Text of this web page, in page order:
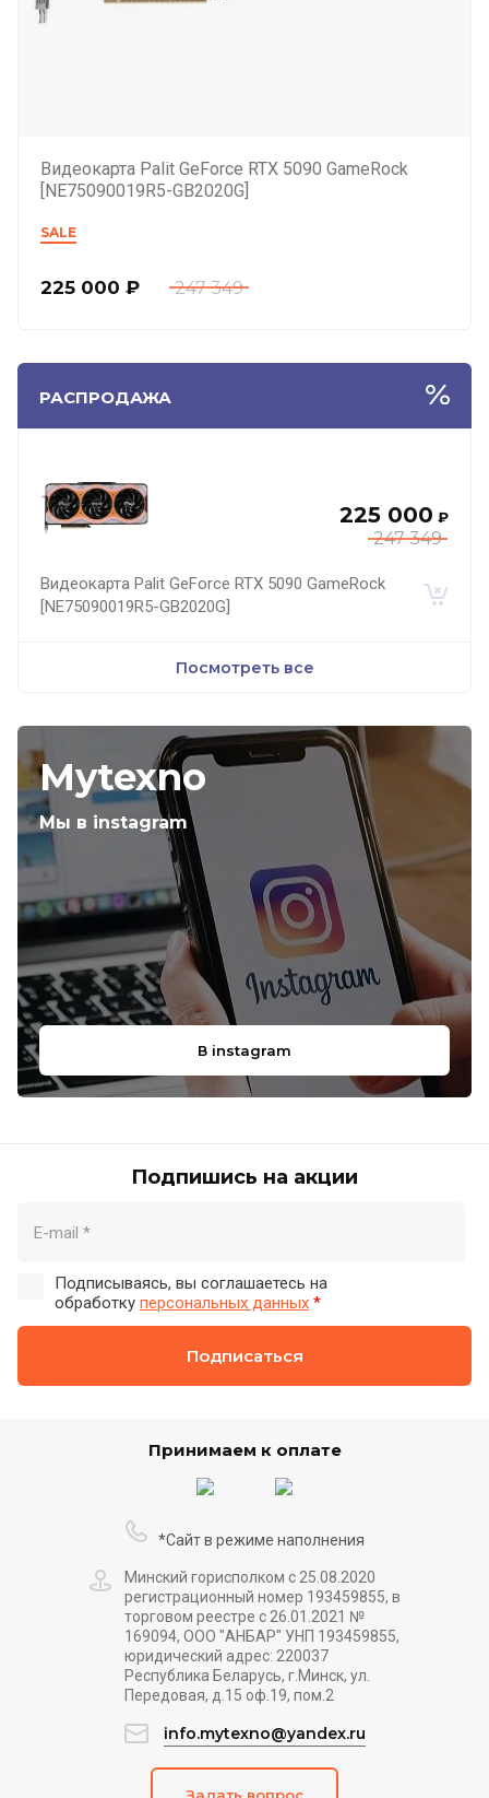
Видеокарта Palit GeForce RTX 5090 GameRock
[NE75090019R5-GB2020G]
SALE
247 349
225 000 ₽
РАСПРОДАЖА
247 349
225 000 ₽
Видеокарта Palit GeForce RTX 5090 GameRock
[NE75090019R5-GB2020G]
Посмотреть все
Mytexno
Мы в instagram
В instagram
Подпишись на акции
Подписываясь, вы соглашаетесь на
обработку персональных данных *
Подписаться
Принимаем к оплате
*Сайт в режиме наполнения
Минский горисполком с 25.08.2020
регистрационный номер 193459855, в
торговом реестре с 26.01.2021 №
169094, ООО "АНБАР" УНП 193459855,
юридический адрес: 220037
Республика Беларусь, г.Минск, ул.
Передовая, д.15 оф.19, пом.2
info.mytexno@yandex.ru